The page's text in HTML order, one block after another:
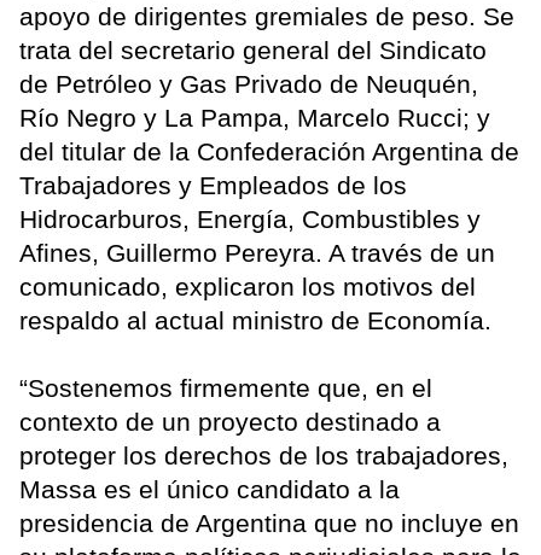
apoyo de dirigentes gremiales de peso. Se
trata del secretario general del Sindicato
de Petróleo y Gas Privado de Neuquén,
Río Negro y La Pampa, Marcelo Rucci; y
del titular de la Confederación Argentina de
Trabajadores y Empleados de los
Hidrocarburos, Energía, Combustibles y
Afines, Guillermo Pereyra. A través de un
comunicado, explicaron los motivos del
respaldo al actual ministro de Economía.
“Sostenemos firmemente que, en el
contexto de un proyecto destinado a
proteger los derechos de los trabajadores,
Massa es el único candidato a la
presidencia de Argentina que no incluye en